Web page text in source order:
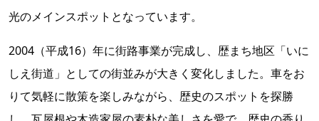
光のメインスポットとなっています。
2004（平成16）年に街路事業が完成し、歴まち地区「いに
しえ街道」としての街並みが大きく変化しました。車をお
りて気軽に散策を楽しみながら、歴史のスポットを探勝